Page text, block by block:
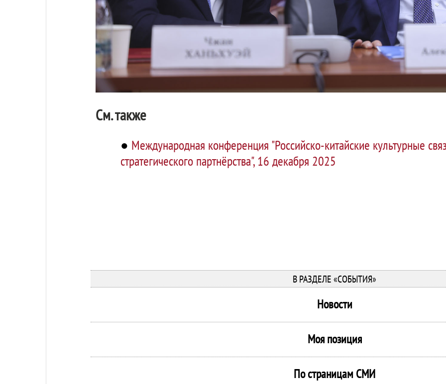
См. также
● Международная конференция "Российско-китайские культурные
стратегического партнёрства", 16 декабря 2025
В РАЗДЕЛЕ «СОБЫТИЯ»
Новости
Моя позиция
По страницам СМИ